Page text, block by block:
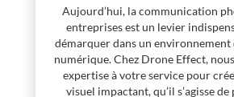
Aujourd’hui, la communication
entreprises est un levier
démarquer dans un environnement
numérique. Chez Drone Effect,
expertise à votre service pour
visuel impactant, qu’il s’agisse